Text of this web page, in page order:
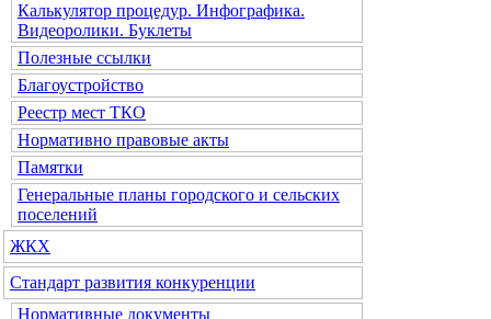
Калькулятор процедур. Инфографика.
Видеоролики. Буклеты
Полезные ссылки
Благоустройство
Реестр мест ТКО
Нормативно правовые акты
Памятки
Генеральные планы городского и сельских
поселений
ЖКХ
Стандарт развития конкуренции
Нормативные документы